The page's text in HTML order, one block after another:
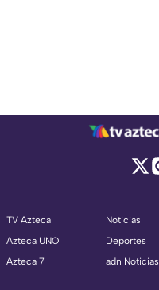
TV Azteca
Azteca UNO
Azteca 7
Noticias
Deportes
adn Noticias